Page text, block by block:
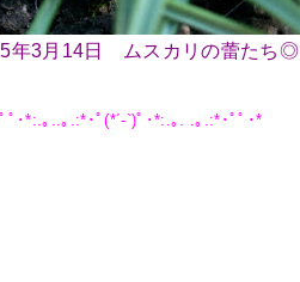
年3月14日 ムスカリの蕾たち◎
ﾟ･*:.｡..｡.:*･ﾟ(*´-`)ﾟ･*:.｡. .｡.:*･ﾟﾟ･*